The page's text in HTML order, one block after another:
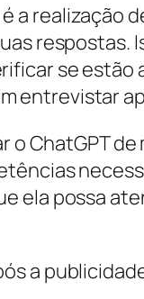
realização
respostas.
se estão
entrevistar
ChatGPT de
ela possa
a